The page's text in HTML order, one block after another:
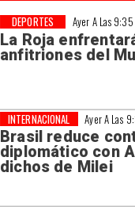
Ayer A Las 9:35
La Roja
anfitriones del
DEPORTES
Ayer A Las
Brasil reduce
diplomático con
dichos de Milei
INTERNACIONAL